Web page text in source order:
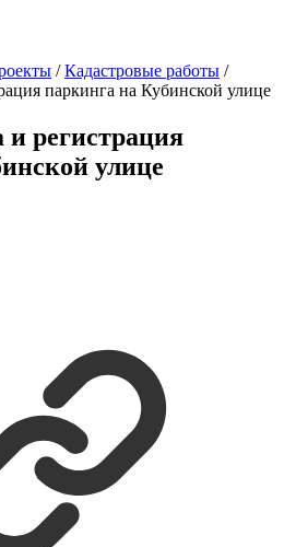
/Кадастровые работы /
паркинга на Кубинской улице
регистрация
улице